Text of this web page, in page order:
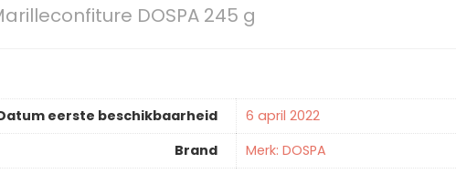
DOSPA 245 g
eerste beschikbaarheid
6 april 2022
Brand
Merk: DOSPA